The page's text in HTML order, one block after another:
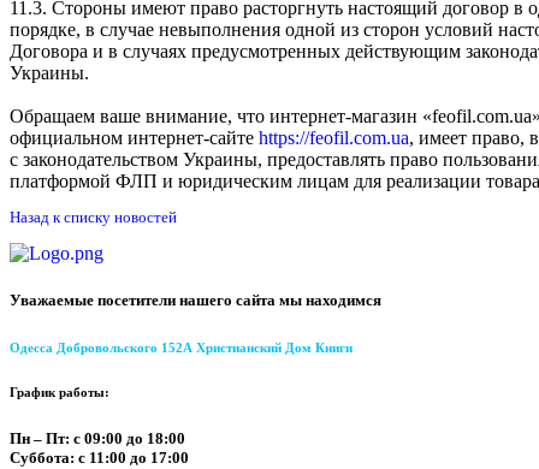
11.3. Стороны имеют право расторгнуть настоящий договор в
порядке, в случае невыполнения одной из сторон условий
Договора и в случаях предусмотренных действующим
Украины.
Обращаем ваше внимание, что интернет-магазин
официальном интернет-сайте https://feofil.com.ua, имеет право,
с законодательством Украины, предоставлять право
платформой ФЛП и юридическим лицам для реализации
Назад к списку новостей
Уважаемые посетители нашего сайта мы находимся
Одесса Добровольского 152А Христианский Дом Книги
График работы:
Пн – Пт: с 09:00 до 18:00
Суббота: с 11:00 до 17:00